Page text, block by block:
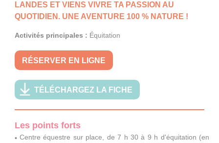
LANDES ET VIENS VIVRE TA PASSION AU
QUOTIDIEN. UNE AVENTURE 100 % NATURE !
Activités principales : Équitation
RÉSERVER EN LIGNE
TÉLÉCHARGEZ LA FICHE
Les points forts
Centre équestre sur place, de 7 h 30 à 9 h d'équitation (en